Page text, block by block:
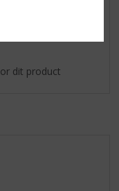
dit product